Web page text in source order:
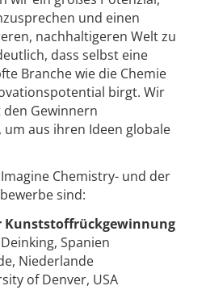
und einen
nachhaltigeren Welt zu
dass selbst eine
Branche wie die Chemie
birgt. Wir
Gewinnern
aus ihren Ideen globale
Chemistry- und der
sind:
Kunststoffrückgewinnung
Spanien
Niederlande
of Denver, USA